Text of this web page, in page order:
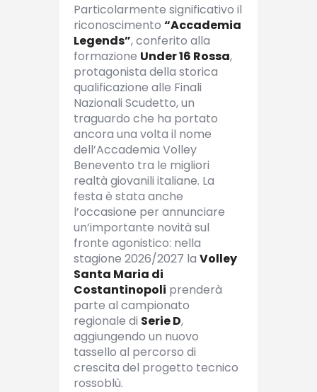
Particolarmente significativo il
riconoscimento “Accademia
Legends”, conferito alla
formazione Under 16 Rossa,
protagonista della storica
qualificazione alle Finali
Nazionali Scudetto, un
traguardo che ha portato
ancora una volta il nome
dell’Accademia Volley
Benevento tra le migliori
realtà giovanili italiane. La
festa è stata anche
l’occasione per annunciare
un’importante novità sul
fronte agonistico: nella
stagione 2026/2027 la Volley
Santa Maria di
Costantinopoli prenderà
parte al campionato
regionale di Serie D,
aggiungendo un nuovo
tassello al percorso di
crescita del progetto tecnico
rossoblù.